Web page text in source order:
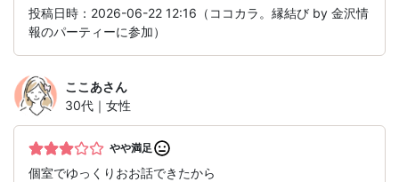
投稿日時：2026-06-22 12:16（ココカラ。縁結び by 金沢情
報のパーティーに参加）
ここあさん
30代｜女性
やや満足
個室でゆっくりおお話できたから